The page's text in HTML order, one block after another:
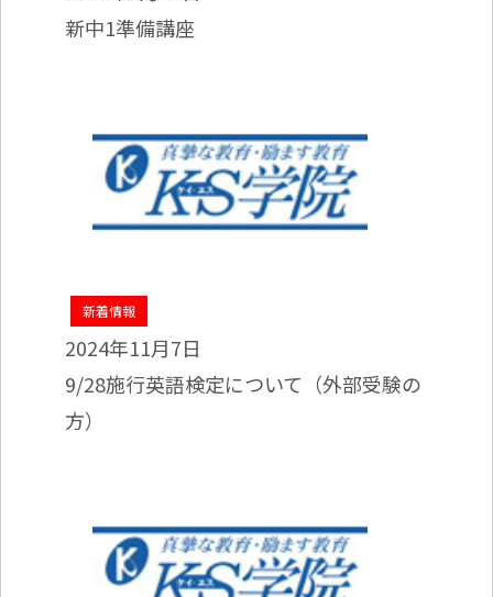
新中1準備講座
新着情報
2024年11月7日
9/28施行英語検定について（外部受験の
方）